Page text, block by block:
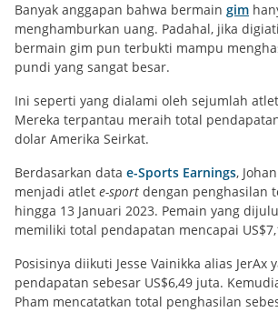
Banyak anggapan bahwa bermain gim
menghamburkan uang. Padahal, jika
bermain gim pun terbukti mampu
pundi yang sangat besar.
Ini seperti yang dialami oleh sejumlah atlet
Mereka terpantau meraih total
dolar Amerika Seirkat.
Berdasarkan data e-Sports Earnings,
menjadi atlet e-sport dengan penghasilan
hingga 13 Januari 2023. Pemain yang
memiliki total pendapatan mencapai
Posisinya diikuti Jesse Vainikka alias JerAx
pendapatan sebesar US$6,49 juta.
Pham mencatatkan total penghasilan